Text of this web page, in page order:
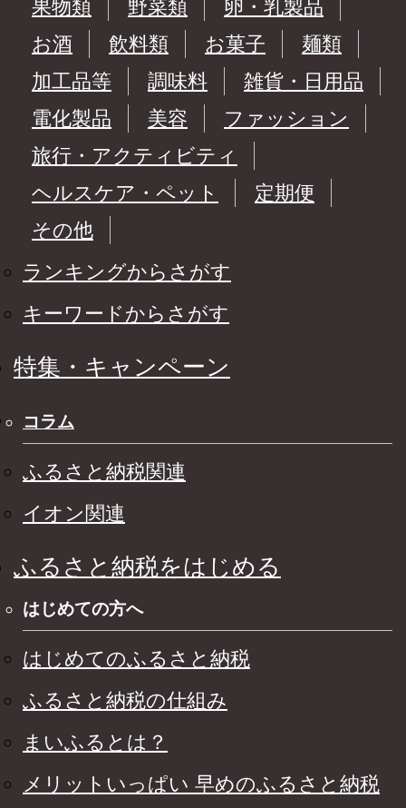
果物類
野菜類
卵・乳製品
お酒
飲料類 お菓子
麺類
加工品等
調味料
雑貨・日用品
電化製品
美容
ファッション
旅行・アクティビティ
ヘルスケア・ペット
定期便
その他
ランキングからさがす
キーワードからさがす
特集・キャンペーン
コラム
ふるさと納税関連
イオン関連
ふるさと納税をはじめる
はじめての方へ
はじめてのふるさと納税
ふるさと納税の仕組み
まいふるとは？
メリットいっぱい 早めのふるさと納税